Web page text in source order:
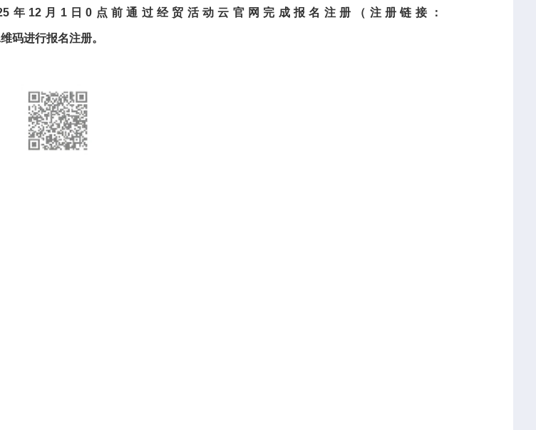
年12月1日0点前通过经贸活动云官网完成报名注册（注册链接：
码进行报名注册。